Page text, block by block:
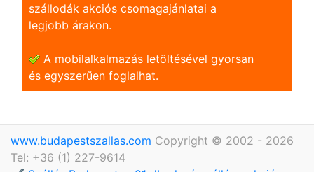
szállodák akciós csomagajánlatai a
legjobb árakon.
A mobilalkalmazás letöltésével gyorsan
és egyszerũen foglalhat.
www.budapestszallas.com Copyright © 2002 - 2026
Tel: +36 (1) 227-9614